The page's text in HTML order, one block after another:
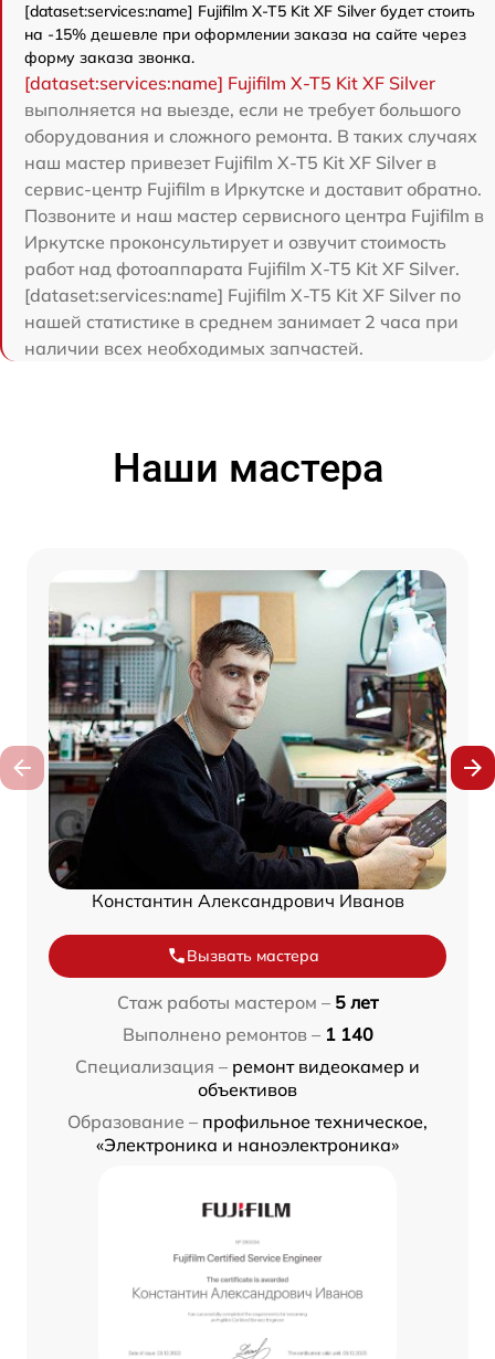
[dataset:services:name] Fujifilm X-T5 Kit XF Silver будет стоить
на -15% дешевле при оформлении заказа на сайте через
форму заказа звонка.
[dataset:services:name] Fujifilm X-T5 Kit XF Silver
выполняется на выезде, если не требует большого
оборудования и сложного ремонта. В таких случаях
наш мастер привезет Fujifilm X-T5 Kit XF Silver в
сервис-центр Fujifilm в Иркутске и доставит обратно.
Позвоните и наш мастер сервисного центра Fujifilm в
Иркутске проконсультирует и озвучит стоимость
работ над фотоаппарата Fujifilm X-T5 Kit XF Silver.
[dataset:services:name] Fujifilm X-T5 Kit XF Silver по
нашей статистике в среднем занимает 2 часа при
наличии всех необходимых запчастей.
Наши мастера
Константин Александрович Иванов
Вызвать мастера
Стаж работы мастером – 5 лет
Выполнено ремонтов – 1 140
Специализация – ремонт видеокамер и
объективов
Образование – профильное техническое,
«Электроника и наноэлектроника»